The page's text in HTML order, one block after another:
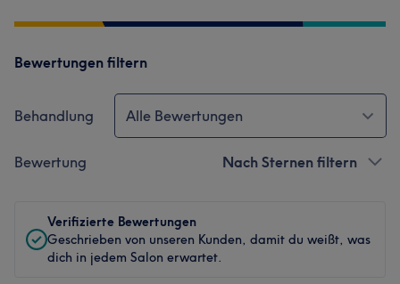
Bewertungen filtern
Behandlung Alle Bewertungen
Bewertung Nach Sternen filtern
Verifizierte Bewertungen
Geschrieben von unseren Kunden, damit du weißt, was
dich in jedem Salon erwartet.